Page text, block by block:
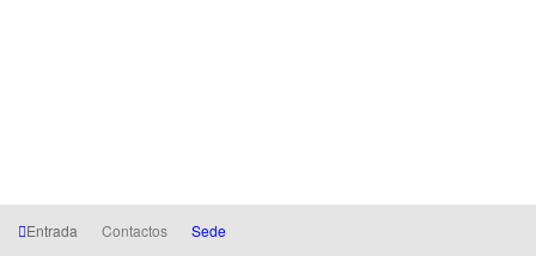
Entrada Contactos Sede